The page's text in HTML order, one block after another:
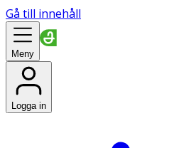
Gå till innehåll
Meny
Logga in